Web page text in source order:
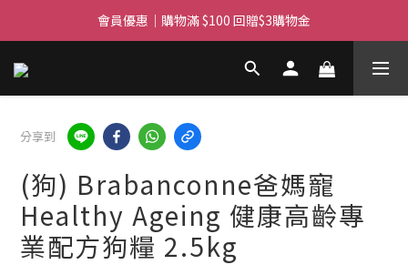
滿$450免費送貨上門 I 滿$350免運 順豐自取
會員優惠｜購物滿 $100 回贈$3購物金
滿$450免費送貨上門 I 滿$350免運 順豐自取
分享到
(狗) Brabanconne爸媽寵
Healthy Ageing 健康高齡專
業配方狗糧 2.5kg